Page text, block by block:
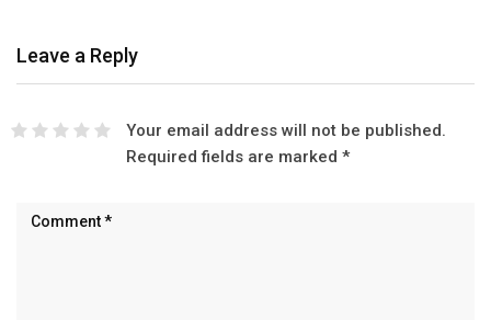
Leave a Reply
Your email address will not be published.
Required fields are marked *